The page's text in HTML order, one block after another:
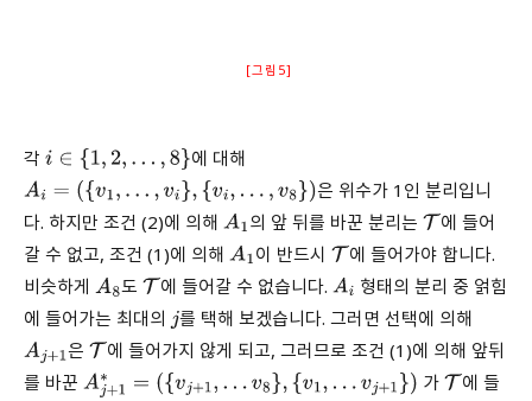
[그림5]
각 i∈{ 1,2,…,8 }
에 대해
Ai= ({v 1,…,vi }, { v ,…,v8} )
은 위수가 1인 분리입니
다. 하지만 조건 (2)에 의해 A1 의 앞 뒤를 바꾼 분리는 T 에 들어
갈 수 없고, 조건 (1)에 의해 A1 이 반드시 T 에 들어가야 합니다.
비슷하게 A8도 T 에 들어갈 수 없습니다. Ai 형태의 분리 중 얽힘
에 들어가는 최대의 j를 택해 보겠습니다. 그러면 선택에 의해
Aj+1 은 T 에 들어가지 않게 되고, 그러므로 조건 (1)에 의해 앞뒤
를 바꾼 Aj+1∗=( {vj+1,…v 8 } ,{ v1,… vj+1} ) 가T 에 들